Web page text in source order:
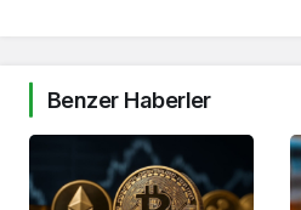
Benzer Haberler